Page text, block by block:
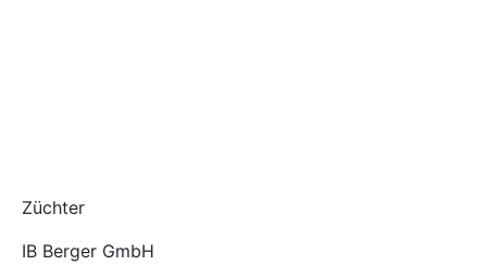
Züchter
IB Berger GmbH